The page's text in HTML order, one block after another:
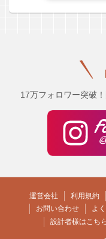
17万フォロワー突破
運営会社 利用規約
お問い合わせ
よ
設計者様はこちら